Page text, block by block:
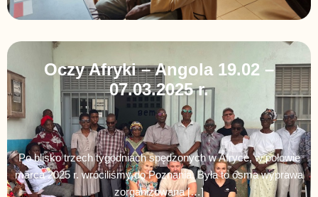
Oczy Afryki – Angola 19.02 –
07.03.2025 r.
Po blisko trzech tygodniach spędzonych w Afryce, w połowie
marca 2025 r. wróciliśmy do Poznania. Była to ósma wyprawa
zorganizowana […]